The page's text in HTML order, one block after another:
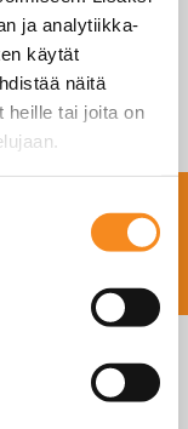
ja analytiikka-
käytät
näitä
heille tai joita on
Ota yhteyttä